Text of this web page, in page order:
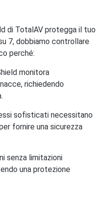
di TotalAV protegga il tuo
7, dobbiamo controllare
perché:
monitora
richiedendo
sofisticati necessitano
fornire una sicurezza
senza limitazioni
una protezione